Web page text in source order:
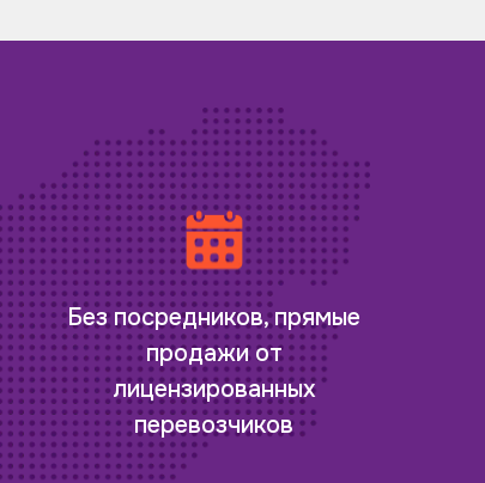
Без посредников, прямые
продажи от
лицензированных
перевозчиков